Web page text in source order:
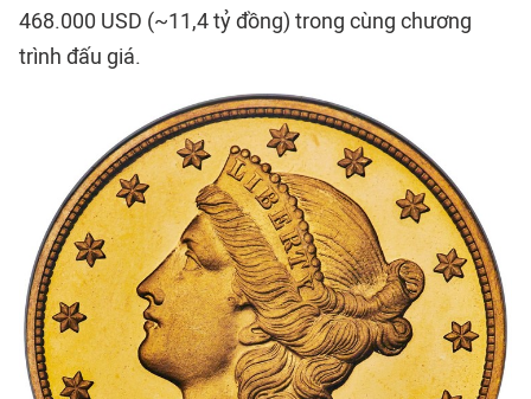
468.000 USD (~11,4 tỷ đồng) trong cùng chương
trình đấu giá.